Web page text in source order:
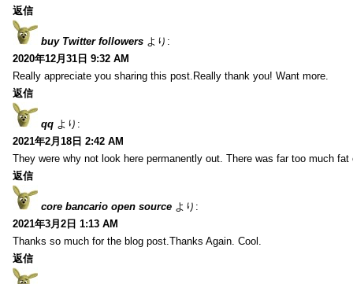
返信
buy Twitter followers より:
2020年12月31日 9:32 AM
Really appreciate you sharing this post.Really thank you! Want more.
返信
qq より:
2021年2月18日 2:42 AM
They were why not look here permanently out. There was far too much fat
返信
core bancario open source より:
2021年3月2日 1:13 AM
Thanks so much for the blog post.Thanks Again. Cool.
返信